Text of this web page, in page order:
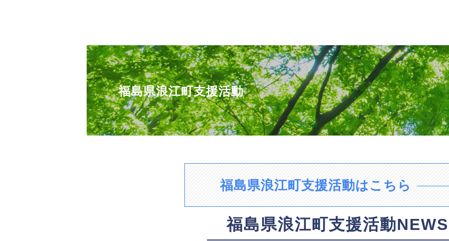
福島県浪江町支援活動
福島県浪江町支援活動はこちら
福島県浪江町支援活動NEWS